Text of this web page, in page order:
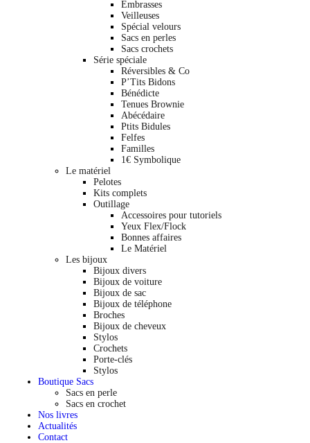
Embrasses
Veilleuses
Spécial velours
Sacs en perles
Sacs crochets
Série spéciale
Réversibles & Co
P’Tits Bidons
Bénédicte
Tenues Brownie
Abécédaire
Ptits Bidules
Felfes
Familles
1€ Symbolique
Le matériel
Pelotes
Kits complets
Outillage
Accessoires pour tutoriels
Yeux Flex/Flock
Bonnes affaires
Le Matériel
Les bijoux
Bijoux divers
Bijoux de voiture
Bijoux de sac
Bijoux de téléphone
Broches
Bijoux de cheveux
Stylos
Crochets
Porte-clés
Stylos
Boutique Sacs
Sacs en perle
Sacs en crochet
Nos livres
Actualités
Contact